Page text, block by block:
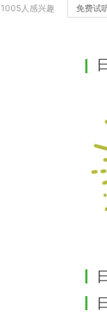
1005人感兴趣 免费试